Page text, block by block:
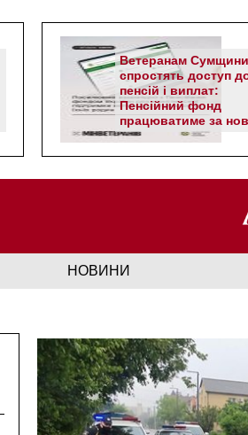
Ветеранам Сумщини
спростять доступ
пенсій і виплат:
Пенсійний фонд
працюватиме за
алгоритмом
НОВИНИ